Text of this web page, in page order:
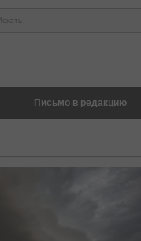
Искать
Письмо в редакцию